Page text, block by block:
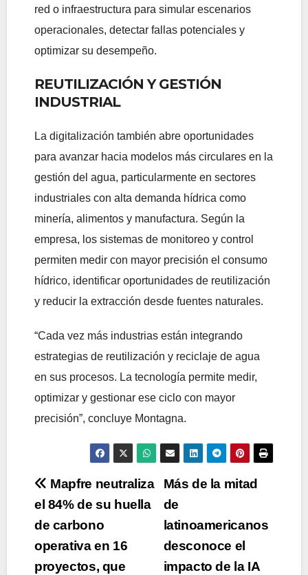
red o infraestructura para simular escenarios
operacionales, detectar fallas potenciales y
optimizar su desempeño.
REUTILIZACIÓN Y GESTIÓN
INDUSTRIAL
La digitalización también abre oportunidades
para avanzar hacia modelos más circulares en la
gestión del agua, particularmente en sectores
industriales con alta demanda hídrica como
minería, alimentos y manufactura. Según la
empresa, los sistemas de monitoreo y control
permiten medir con mayor precisión el consumo
hídrico, identificar oportunidades de reutilización
y reducir la extracción desde fuentes naturales.
“Cada vez más industrias están integrando
estrategias de reutilización y reciclaje de agua
en sus procesos. La tecnología permite medir,
optimizar y gestionar ese ciclo con mayor
precisión”, concluye Montagna.
Navegación
de
entradas
Más de la mitad
de
latinoamericanos
desconoce el
impacto de la IA
Mapfre neutraliza
el 84% de su huella
de carbono
operativa en 16
proyectos, que